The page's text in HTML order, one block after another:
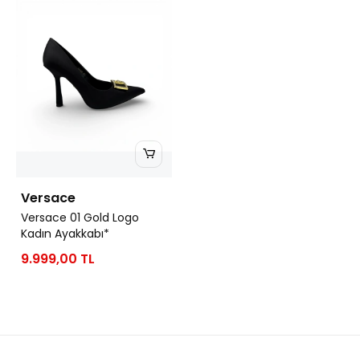
Versace
Versace 01 Gold Logo
Kadın Ayakkabı*
9.999,00 TL